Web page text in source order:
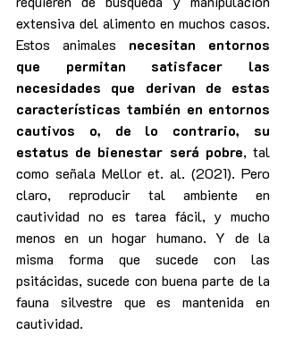
extensiva del alimento en muchos casos.
Estos animales necesitan entornos
que permitan satisfacer las
necesidades que derivan de estas
características también en entornos
cautivos o, de lo contrario, su
estatus de bienestar será pobre, tal
como señala Mellor et. al. (2021). Pero
claro, reproducir tal ambiente en
cautividad no es tarea fácil, y mucho
menos en un hogar humano. Y de la
misma forma que sucede con las
psitácidas, sucede con buena parte de la
fauna silvestre que es mantenida en
cautividad.